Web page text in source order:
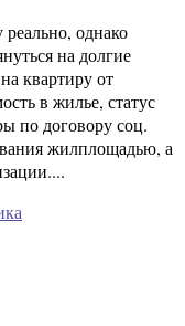
однако
на долгие
квартиру от
в жилье, статус
по договору соц.
жилплощадью, а